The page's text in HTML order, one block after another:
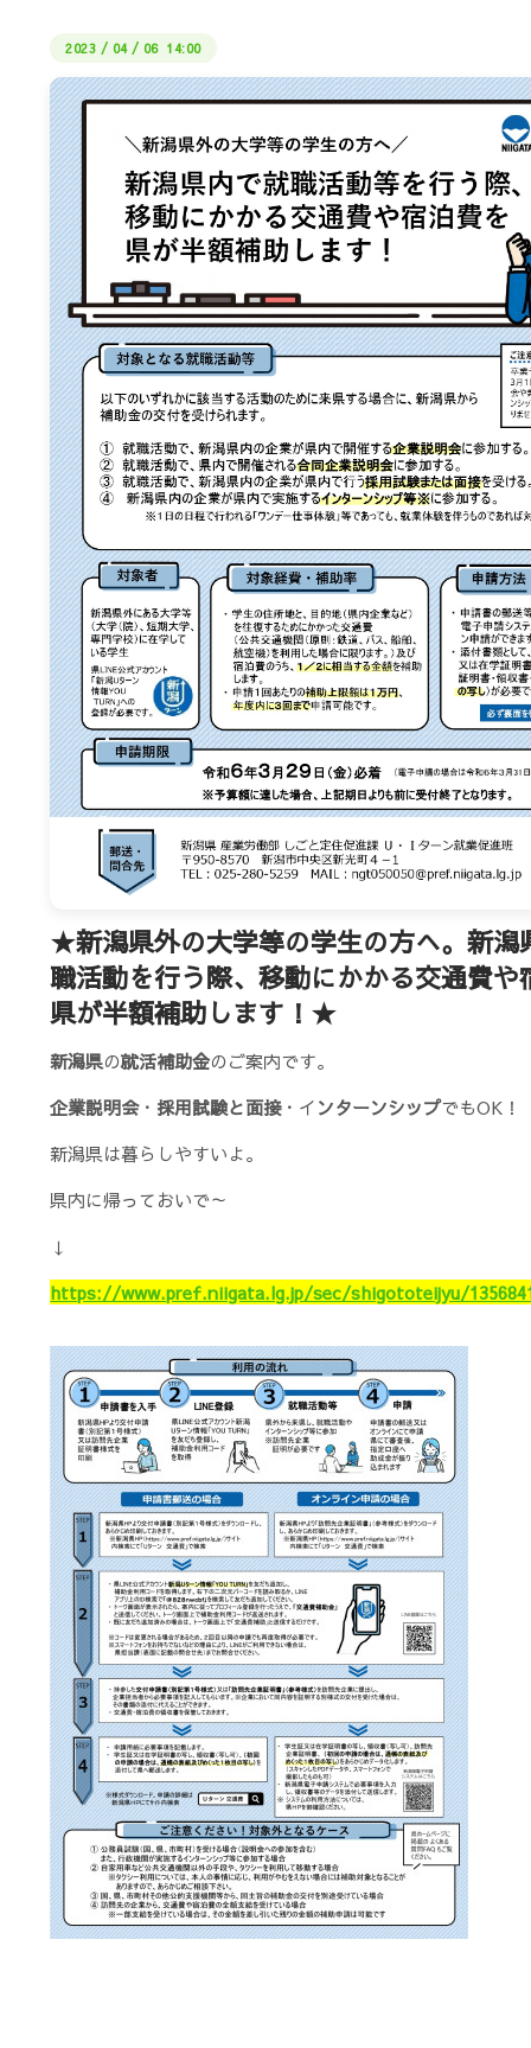
2023 / 04/ 06 14:00
★新潟県外の大学等の学生の方へ。新潟
職活動を行う際、移動にかかる交通費や
県が半額補助します！★
新潟県の就活補助金のご案内です。
企業説明会・採用試験と面接・インターンシップでもOK！
新潟県は暮らしやすいよ。
県内に帰っておいで～
↓
https://www.pref.niigata.lg.jp/sec/shigototeijyu/